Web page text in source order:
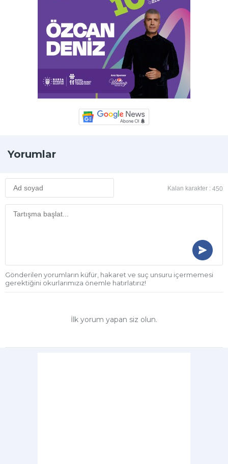
Yorumlar
Kalan karakter : 450
Gönderilen yorumların küfür, hakaret ve suç unsuru içermemesi
gerektiğini okurlarımıza önemle hatırlatırız!
İlk yorum yapan siz olun.